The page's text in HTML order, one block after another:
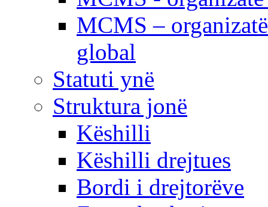
MCMS –
global
Statuti ynë
Struktura jonë
Këshilli
Këshilli drejtues
Bordi i drejtorëve